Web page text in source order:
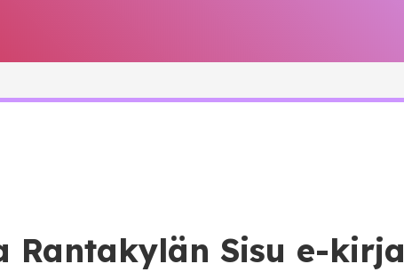
Rantakylän Sisu e-kirja